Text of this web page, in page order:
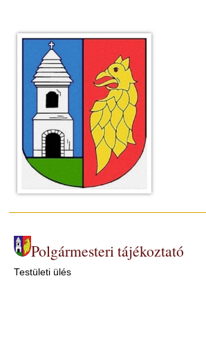
Polgármesteri tájékoztató
Testületi ülés